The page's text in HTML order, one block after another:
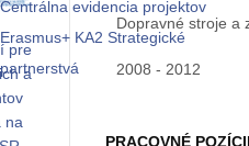
Centrálna evidencia projektov
Erasmus+ KA2 Strategické
partnerstvá
Dopravné stroje a
2008 - 2012
PRACOVNÉ
pre
a
na